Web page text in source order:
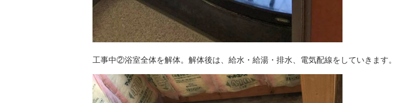
工事中②浴室全体を解体。解体後は、給水・給湯・排水、電気配線をしていきます。